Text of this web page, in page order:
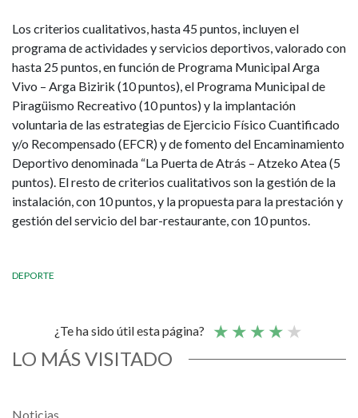
Los criterios cualitativos, hasta 45 puntos, incluyen el
programa de actividades y servicios deportivos, valorado con
hasta 25 puntos, en función de Programa Municipal Arga
Vivo – Arga Bizirik (10 puntos), el Programa Municipal de
Piragüismo Recreativo (10 puntos) y la implantación
voluntaria de las estrategias de Ejercicio Físico Cuantificado
y/o Recompensado (EFCR) y de fomento del Encaminamiento
Deportivo denominada “La Puerta de Atrás – Atzeko Atea (5
puntos). El resto de criterios cualitativos son la gestión de la
instalación, con 10 puntos, y la propuesta para la prestación y
gestión del servicio del bar-restaurante, con 10 puntos.
DEPORTE
¿Te ha sido útil esta página?
LO MÁS VISITADO
Noticias